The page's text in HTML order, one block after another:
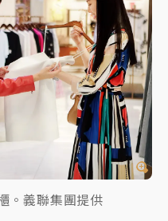
。義聯集團提供